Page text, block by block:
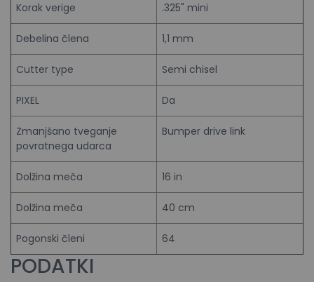
Korak verige .325" mini
Debelina člena 1,1 mm
Cutter type Semi chisel
PIXEL Da
Zmanjšano tveganje
povratnega udarca
Bumper drive link
Dolžina meča 16 in
Dolžina meča 40 cm
Pogonski členi 64
PODATKI